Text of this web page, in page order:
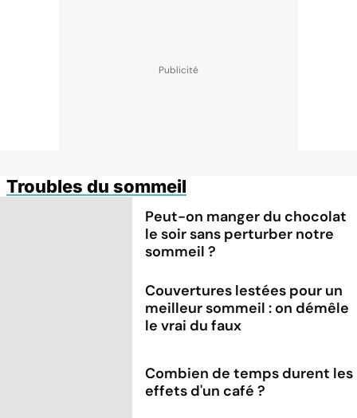
Troubles du sommeil
Peut-on manger du chocolat
le soir sans perturber notre
sommeil ?
Couvertures lestées pour un
meilleur sommeil : on démêle
le vrai du faux
Combien de temps durent les
effets d'un café ?